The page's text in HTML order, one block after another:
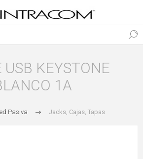
USB KEYSTONE
1A
Pasiva Jacks, Cajas, Tapas